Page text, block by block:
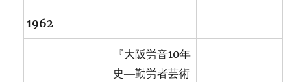
1962
『大阪労音10年
史―勤労者芸術